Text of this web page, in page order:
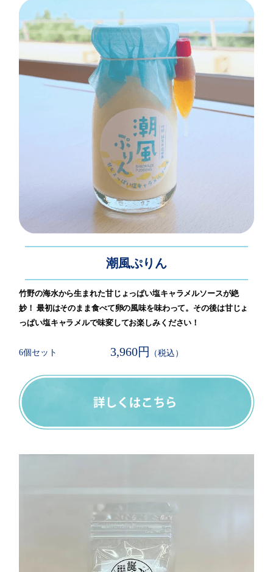
潮風ぷりん
竹野の海水から生まれた甘じょっぱい塩キャラメルソースが絶
妙！ 最初はそのまま食べて卵の風味を味わって。その後は甘じょ
っぱい塩キャラメルで味変してお楽しみください！
6個セット 3,960円 （税込）